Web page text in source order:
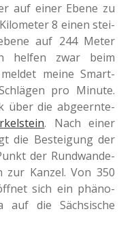
auf einer Ebene zu
8 einen stei­
auf 244 Meter
helfen zwar beim
meine Smart­
pro Minute.
über die abge­ern­te­
. Nach einer
die Bestei­gung der
der Rund­wan­de­
zur Kanzel. Von 350
sich ein phä­no­
auf die Säch­si­sche